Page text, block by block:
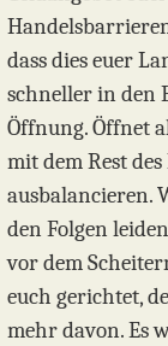
dass dies euer
schneller in den
Öffnung. Öffnet
mit dem Rest
ausbalancieren.
den Folgen
vor dem
euch gerichtet,
mehr davon. Es